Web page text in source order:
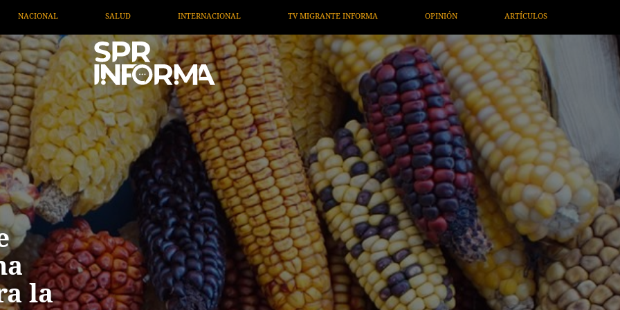
TV MIGRANTE INFORMA OPINIÓN ARTÍCULOS ARTE / ENTRETENIMIENTO ECONOMÍA / NEGOCIOS
la